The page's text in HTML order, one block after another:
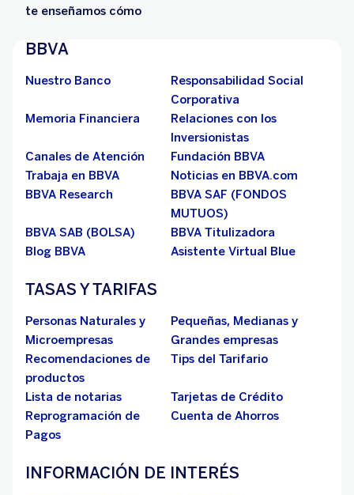
te enseñamos cómo
BBVA
Nuestro Banco
Responsabilidad Social
Corporativa
Memoria Financiera
Relaciones con los
Inversionistas
Canales de Atención
Fundación BBVA
Trabaja en BBVA
Noticias en BBVA.com
BBVA Research
BBVA SAF (FONDOS
MUTUOS)
BBVA SAB (BOLSA)
BBVA Titulizadora
Blog BBVA
Asistente Virtual Blue
TASAS Y TARIFAS
Personas Naturales y
Microempresas
Pequeñas, Medianas y
Grandes empresas
Recomendaciones de
productos
Tips del Tarifario
Lista de notarias
Tarjetas de Crédito
Reprogramación de
Pagos
Cuenta de Ahorros
INFORMACIÓN DE INTERÉS